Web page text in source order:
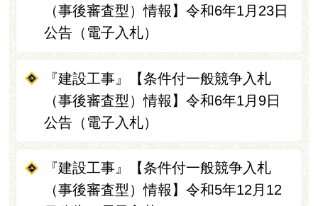
（事後審査型）情報】令和6年1月23日
公告（電子入札）
『建設工事』【条件付一般競争入札
（事後審査型）情報】令和6年1月9日
公告（電子入札）
『建設工事』【条件付一般競争入札
（事後審査型）情報】令和5年12月12